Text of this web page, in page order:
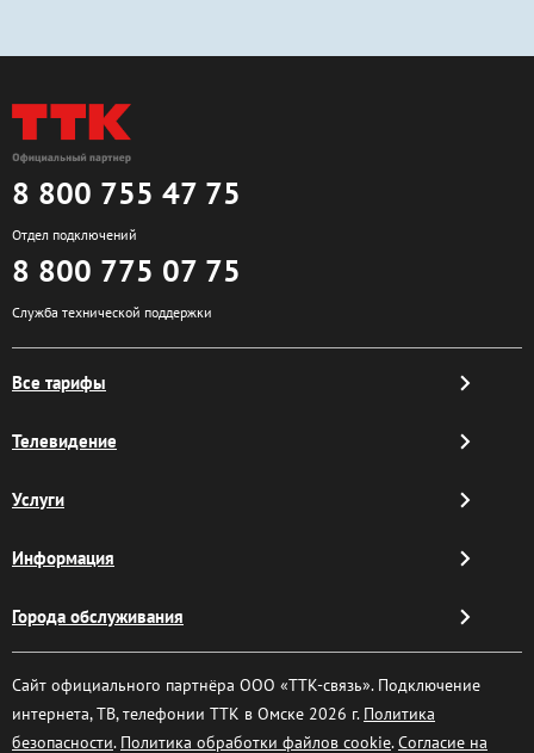
8 800 755 47 75
Отдел подключений
8 800 775 07 75
Служба технической поддержки
Все тарифы
Телевидение
Услуги
Информация
Города обслуживания
Сайт официального партнёра ООО «ТТК-связь». Подключение
интернета, ТВ, телефонии ТТК в Омске 2026 г. Политика
безопасности. Политика обработки файлов cookie.Согласие на